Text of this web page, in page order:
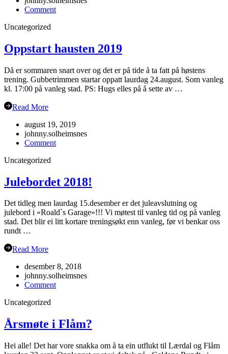
Commenton
Uncategorized
Oppstart hausten 2019
Då er sommaren snart over og det er på tide å ta fatt på høstens
trening. Gubbetrimmen startar oppatt laurdag 24.august. Som vanleg
kl. 17:00 på vanleg stad. PS: Hugs elles på å sette av …
Read More
august 19, 2019
johnny.solheimsnes
Commenton
Uncategorized
Julebordet 2018!
Det tidleg men laurdag 15.desember er det juleavslutning og
julebord i «Roald`s Garage»!!! Vi møtest til vanleg tid og på vanleg
stad. Det blir ei litt kortare treningsøkt enn vanleg, før vi benkar oss
rundt …
Read More
desember 8, 2018
johnny.solheimsnes
Commenton
Uncategorized
Årsmøte i Flåm?
Hei alle! Det har vore snakka om å ta ein utflukt til Lærdal og Flåm